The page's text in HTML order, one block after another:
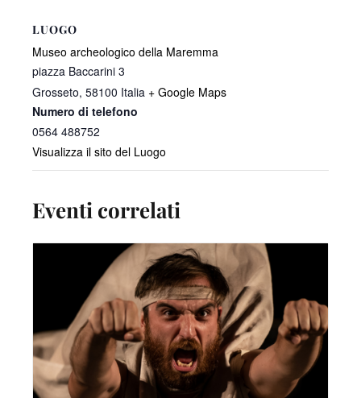
LUOGO
Museo archeologico della Maremma
piazza Baccarini 3
Grosseto, 58100 Italia + Google Maps
Numero di telefono
0564 488752
Visualizza il sito del Luogo
Eventi correlati